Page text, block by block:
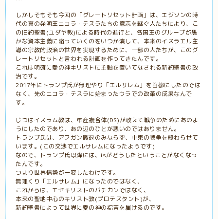
しかしそもそも今回の「グレートリセット計画」は、エジソンの時
代の真の発明王ニコラ・テスラたちの意志を継ぐ人たちにより、こ
の旧約聖書(ユダヤ教)による時代の進行と、各国王のグループが愚
かな資本主義に陥っていくのをいつか潰して、本来のイスラエル主
導の宗教的政治の世界を実現するために、一部の人たちが、このグ
レートリセットと言われる計画を作ってきたんです。
これは明確に愛の神キリストに主軸を置いてなされる新約聖書の政
治です。
2017年にトランプ氏が無理やり「エルサレム」を首都にしたのでは
なく、先のニコラ・テスラに始まったウラでの改革の成果なんで
す。
じつはイスラム教は、軍産複合体(DS)が敢えて戦争のためにあのよ
うにしたのであり、あの辺のひとが悪いのではありません。
トランプ氏は、アフガン撤退のみならず、中東の戦争を終わらせて
います。(この交渉でエルサレムになったようです)
なので、トランプ氏以降には、isがどうしたということがなくなっ
たんです。
つまり世界情勢が一変したわけです。
無理くり「エルサレム」になったのではなく、
これからは、エセキリストのバチカンではなく、
本来の聖地中心のキリスト教(プロテスタント)が、
新約聖書によって世界に愛の神の福音を届けるのです。